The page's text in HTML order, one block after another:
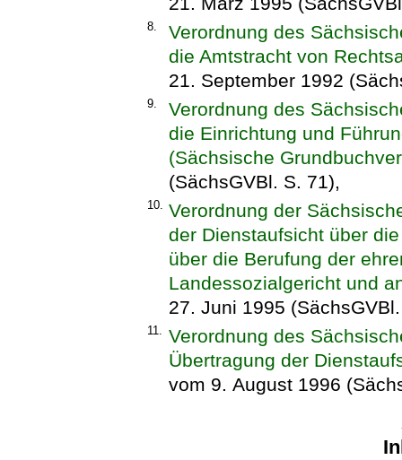
8.
Verordnung des
die Amtstracht von
21. September 1992
9.
Verordnung des
die Einrichtung und
(Sächsische
(SächsGVBl. S. 71),
10. Verordnung der
der Dienstaufsicht über
über die Berufung der
Landessozialgericht und
27. Juni 1995
11. Verordnung des
Übertragung der
vom 9. August 1996